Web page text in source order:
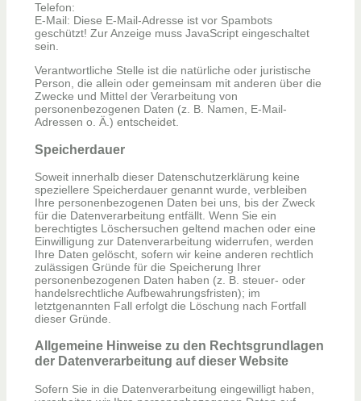
Telefon:
E-Mail: Diese E-Mail-Adresse ist vor Spambots
geschützt! Zur Anzeige muss JavaScript eingeschaltet
sein.
Verantwortliche Stelle ist die natürliche oder juristische
Person, die allein oder gemeinsam mit anderen über die
Zwecke und Mittel der Verarbeitung von
personenbezogenen Daten (z. B. Namen, E-Mail-
Adressen o. Ä.) entscheidet.
Speicherdauer
Soweit innerhalb dieser Datenschutzerklärung keine
speziellere Speicherdauer genannt wurde, verbleiben
Ihre personenbezogenen Daten bei uns, bis der Zweck
für die Datenverarbeitung entfällt. Wenn Sie ein
berechtigtes Löschersuchen geltend machen oder eine
Einwilligung zur Datenverarbeitung widerrufen, werden
Ihre Daten gelöscht, sofern wir keine anderen rechtlich
zulässigen Gründe für die Speicherung Ihrer
personenbezogenen Daten haben (z. B. steuer- oder
handelsrechtliche Aufbewahrungsfristen); im
letztgenannten Fall erfolgt die Löschung nach Fortfall
dieser Gründe.
Allgemeine Hinweise zu den Rechtsgrundlagen
der Datenverarbeitung auf dieser Website
Sofern Sie in die Datenverarbeitung eingewilligt haben,